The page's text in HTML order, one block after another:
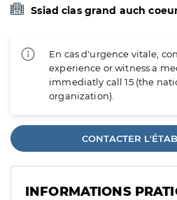
Ssiad cias grand auch
En cas d'urgence vitale,
experience or witness a
immediatly call 15 (the
organization).
CONTACTER
INFORMATIONS